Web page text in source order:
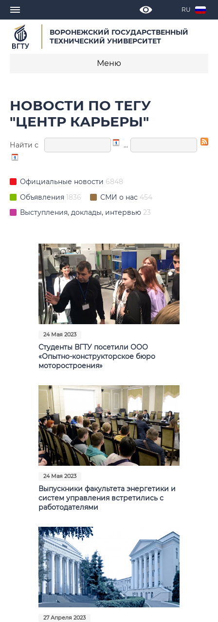
RU
ВОРОНЕЖСКИЙ ГОСУДАРСТВЕННЫЙ
ТЕХНИЧЕСКИЙ УНИВЕРСИТЕТ
Меню
СМИ о нас
Выступления, доклады, интервью
Календарь мероприятий
Корпоративные издания
Видео
Анкеты и опросы
Контакты для СМИ
НОВОСТИ ПО ТЕГУ
"ЦЕНТР КАРЬЕРЫ"
Найти с …
Официальные новости 6848
Объявления 1836 СМИ о нас 454
Выступления, доклады, интервью 23
24 Мая 2023
Студенты ВГТУ посетили ООО
«Опытно-конструкторское бюро
моторостроения»
24 Мая 2023
Выпускники факультета энергетики и
систем управления встретились с
работодателями
27 Апреля 2023